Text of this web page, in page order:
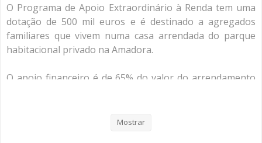
(RE) PENSAMENTOS
ECOMOVE-TE
O Programa de Apoio Extraordinário à Renda tem uma
dotação de 500 mil euros e é destinado a agregados
familiares que vivem numa casa arrendada do parque
habitacional privado na Amadora.
O apoio financeiro é de 65% do valor do arrendamento
apoio deve residir no concelho da Amadora há pelo
Mostrar